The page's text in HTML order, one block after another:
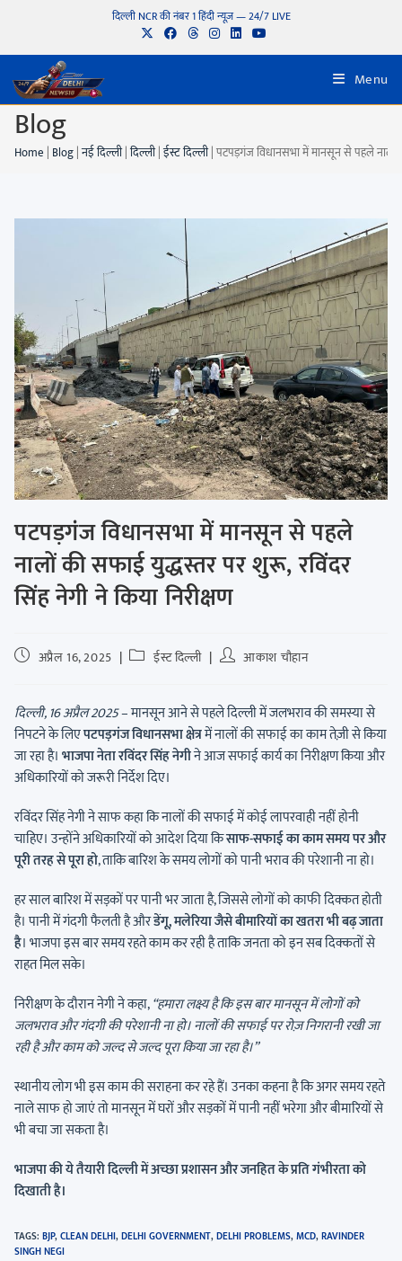
दिल्ली NCR की नंबर 1 हिंदी न्यूज़ — 24/7 LIVE
Menu
Blog
Home | Blog|नई दिल्ली|दिल्ली|ईस्ट दिल्ली|पटपड़गंज विधानसभा में मानसून से पहले नालों
पटपड़गंज विधानसभा में मानसून से पहले
नालों की सफाई युद्धस्तर पर शुरू, रविंदर
सिंह नेगी ने किया निरीक्षण
अप्रैल 16, 2025 ईस्ट दिल्ली आकाश चौहान
दिल्ली, 16 अप्रैल 2025– मानसून आने से पहले दिल्ली में जलभराव की समस्या से
निपटने के लिएपटपड़गंज विधानसभा क्षेत्रमें नालों की सफाई का काम तेज़ी से किया
जा रहा है। भाजपा नेता रविंदर सिंह नेगीने आज सफाई कार्य का निरीक्षण किया और
अधिकारियों को जरूरी निर्देश दिए।
रविंदर सिंह नेगी ने साफ कहा कि नालों की सफाई में कोई लापरवाही नहीं होनी
चाहिए। उन्होंने अधिकारियों को आदेश दिया किसाफ-सफाई का काम समय पर और
पूरी तरह से पूरा हो, ताकि बारिश के समय लोगों को पानी भराव की परेशानी ना हो।
हर साल बारिश में सड़कों पर पानी भर जाता है, जिससे लोगों को काफी दिक्कत होती
है। पानी में गंदगी फैलती है औरडेंगू, मलेरिया जैसे बीमारियों का खतरा भी बढ़ जाता
है। भाजपा इस बार समय रहते काम कर रही है ताकि जनता को इन सब दिक्कतों से
राहत मिल सके।
निरीक्षण के दौरान नेगी ने कहा,“हमारा लक्ष्य है कि इस बार मानसून में लोगों को
जलभराव और गंदगी की परेशानी ना हो। नालों की सफाई पर रोज़ निगरानी रखी जा
रही है और काम को जल्द से जल्द पूरा किया जा रहा है।”
स्थानीय लोग भी इस काम की सराहना कर रहे हैं। उनका कहना है कि अगर समय रहते
नाले साफ हो जाएं तो मानसून में घरों और सड़कों में पानी नहीं भरेगा और बीमारियों से
भी बचा जा सकता है।
भाजपा की ये तैयारी दिल्ली में अच्छा प्रशासन और जनहित के प्रति गंभीरता को
दिखाती है।
TAGS: BJP,CLEAN DELHI,DELHI GOVERNMENT,DELHI PROBLEMS,MCD,RAVINDER
SINGH NEGI